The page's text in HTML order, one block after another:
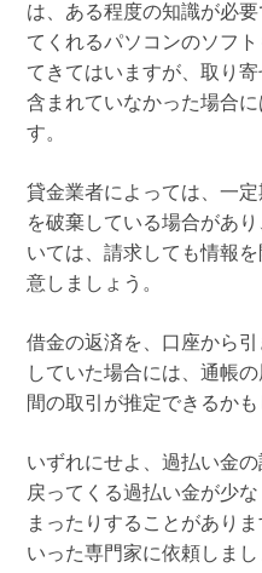
は、ある程度の知識が必
てくれるパソコンのソフ
てきてはいますが、取り
含まれていなかった場合
す。
貸金業者によっては、一
を破棄している場合があ
いては、請求しても情報
意しましょう。
借金の返済を、口座から
していた場合には、通帳
間の取引が推定できるかも
いずれにせよ、過払い金
戻ってくる過払い金が少
まったりすることがあり
いった専門家に依頼しまし